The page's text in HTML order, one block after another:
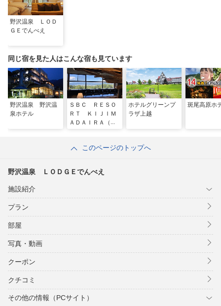
野沢温泉 ＬＯＤ
ＧＥでんべえ
同じ宿を見た人はこんな宿も見ています
野沢温泉 野沢温
泉ホテル
ＳＢＣ ＲＥＳＯ
ＲＴ ＫＩＪＩＭ
ＡＤＡＩＲＡ（旧
ホテルグリーンプ
ラザ上越
斑尾高原ホ
このページのトップへ
野沢温泉 ＬＯＤＧＥでんべえ
施設紹介
プラン
部屋
写真・動画
クーポン
クチコミ
その他の情報（PCサイト）